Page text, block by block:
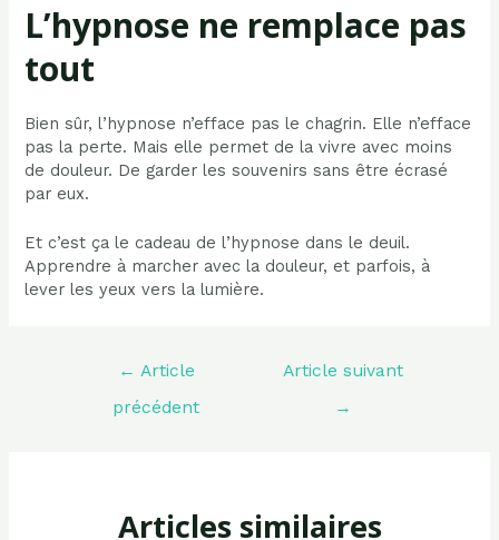
L’hypnose ne remplace pas
tout
Bien sûr, l’hypnose n’efface pas le chagrin. Elle n’efface
pas la perte. Mais elle permet de la vivre avec moins
de douleur. De garder les souvenirs sans être écrasé
par eux.
Et c’est ça le cadeau de l’hypnose dans le deuil.
Apprendre à marcher avec la douleur, et parfois, à
lever les yeux vers la lumière.
l’article
← Article
précédent
Article suivant
→
Articles similaires